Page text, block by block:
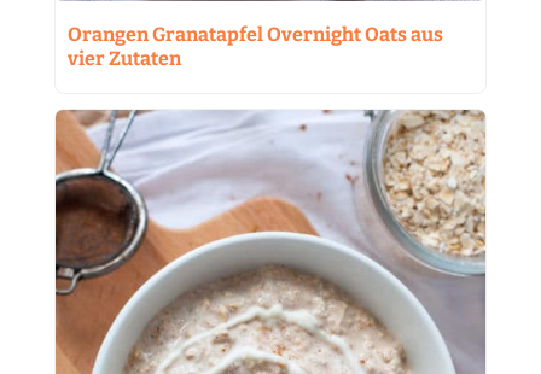
Orangen Granatapfel Overnight Oats aus
vier Zutaten